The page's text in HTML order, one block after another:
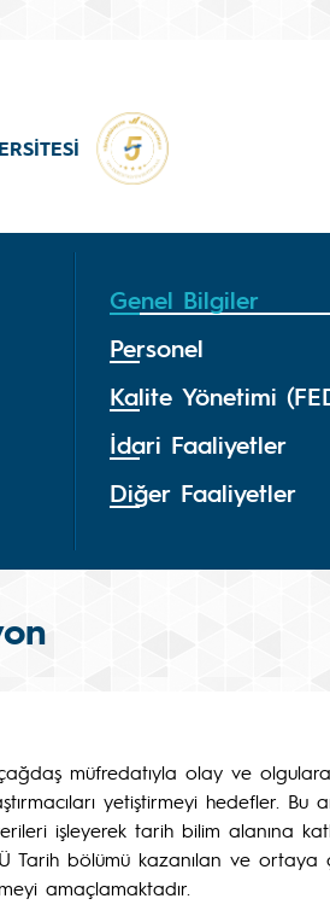
Genel Bilgiler
Personel
Kalite Yönetimi
İdari Faaliyetler
Diğer Faaliyetler
müfredatıyla olay ve
yetiştirmeyi hedefler.
işleyerek tarih bilim alanına
bölümü kazanılan ve ortaya
amaçlamaktadır.